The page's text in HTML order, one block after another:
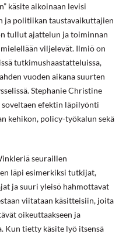
käsite aikoinaan levisi
politiikan taustavaikuttajien
tullut ajattelun ja toiminnan
viljelevät. Ilmiö on
tutkimushaastatteluissa,
vuoden aikana suurten
Stephanie Christine
efektin läpilyönti
kehikon, policy-työkalun sekä
seuraillen
läpi esimerkiksi tutkijat,
ja suuri yleisö hahmottavat
viitataan käsitteisiin, joita
oikeuttaakseen ja
Kun tietty käsite lyö itsensä